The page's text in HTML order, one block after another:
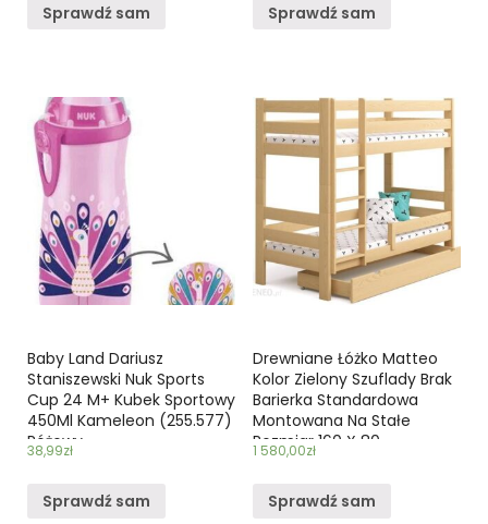
Sprawdź sam Sprawdź sam
Baby Land Dariusz
Staniszewski Nuk Sports
Cup 24 M+ Kubek Sportowy
450Ml Kameleon (255.577)
Różowy
38,99zł
Sprawdź sam
Drewniane Łóżko Matteo
Kolor Zielony Szuflady Brak
Barierka Standardowa
Montowana Na Stałe
Rozmiar 160 X 80
1 580,00zł
Sprawdź sam